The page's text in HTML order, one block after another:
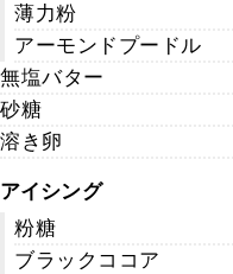
薄力粉
アーモンドプードル
無塩バター
砂糖
溶き卵
アイシング
粉糖
ブラックココア